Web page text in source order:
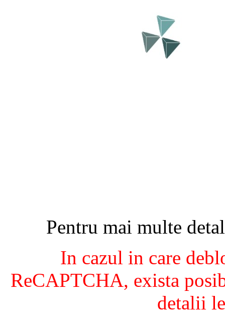
Pentru mai multe
In cazul in care
ReCAPTCHA, exista
detalii